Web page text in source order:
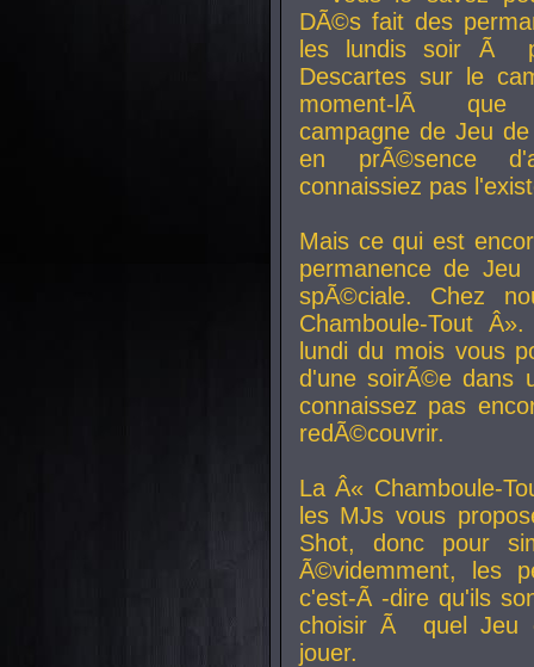
DÃ©s fait des
les lundis soir Ã
Descartes sur le
moment-lÃ que
campagne de Jeu
en prÃ©sence
connaissiez pas
Mais ce qui est
permanence de
spÃ©ciale. Chez
Chamboule-Tout
lundi du mois vous
d'une soirÃ©e dans
connaissez pas
redÃ©couvrir.
La Â« Chamboule-
les MJs vous
Shot, donc pour
Ã©videmment, les
c'est-Ã -dire qu'ils
choisir Ã quel Jeu
jouer.